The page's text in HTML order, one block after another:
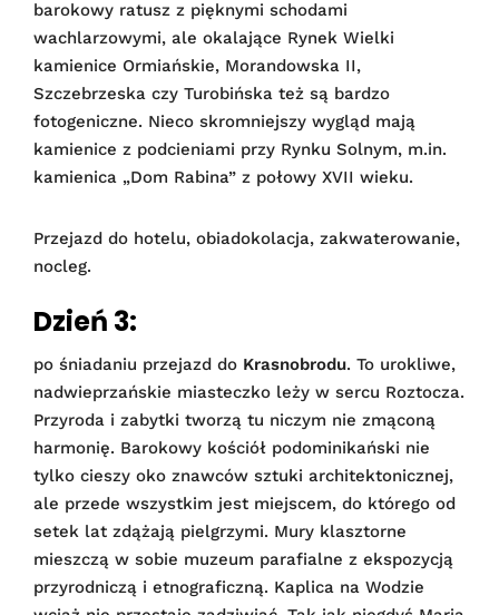
barokowy ratusz z pięknymi schodami
wachlarzowymi, ale okalające Rynek Wielki
kamienice Ormiańskie, Morandowska II,
Szczebrzeska czy Turobińska też są bardzo
fotogeniczne. Nieco skromniejszy wygląd mają
kamienice z podcieniami przy Rynku Solnym, m.in.
kamienica „Dom Rabina” z połowy XVII wieku.
Przejazd do hotelu, obiadokolacja, zakwaterowanie,
nocleg.
Dzień 3:
po śniadaniu przejazd do Krasnobrodu. To urokliwe,
nadwieprzańskie miasteczko leży w sercu Roztocza.
Przyroda i zabytki tworzą tu niczym nie zmąconą
harmonię. Barokowy kościół podominikański nie
tylko cieszy oko znawców sztuki architektonicznej,
ale przede wszystkim jest miejscem, do którego od
setek lat zdążają pielgrzymi. Mury klasztorne
mieszczą w sobie muzeum parafialne z ekspozycją
przyrodniczą i etnograficzną. Kaplica na Wodzie